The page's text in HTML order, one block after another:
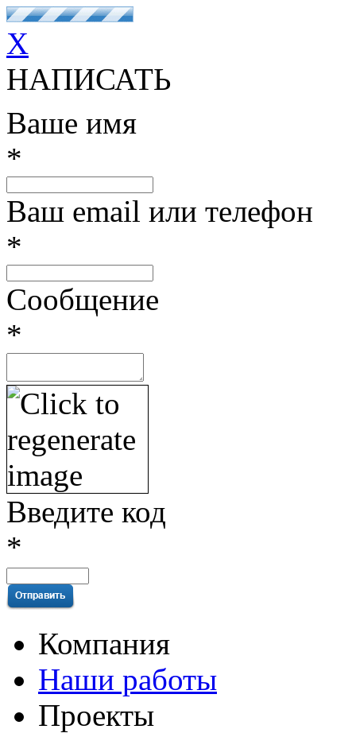
X
НАПИСАТЬ
Ваше имя
*
Ваш email или телефон
*
Сообщение
*
Введите код
*
Компания
Наши работы
Проекты